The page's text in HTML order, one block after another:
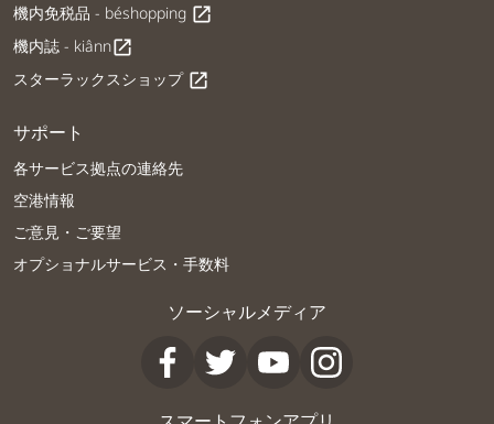
機内免税品 - béshopping open_in_new
機内誌 - kiânnopen_in_new
スターラックスショップ open_in_new
サポート
各サービス拠点の連絡先
空港情報
ご意見・ご要望
オプショナルサービス・手数料
ソーシャルメディア